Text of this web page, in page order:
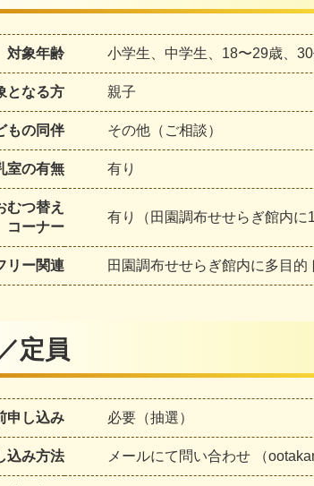
対象年齢 小学生、中学生、18〜29歳、
となる方 親子
もの同伴 その他（ご相談）
室の有無 有り
むつ替え
コーナー
有り（田園調布せせらぎ館内に
リー関連 田園調布せせらぎ館内に多目的
定員
申し込み 必要（抽選）
込み方法 メールにて問い合わせ （